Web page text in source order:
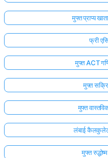
मुफ्त प्राप्य
फ्री
मुफ्त ACT
मुफ्त
मुफ्त
लंबाई
मुफ्त